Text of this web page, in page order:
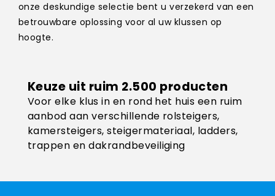
onze deskundige selectie bent u verzekerd van een
betrouwbare oplossing voor al uw klussen op
hoogte.
Keuze uit ruim 2.500 producten
Voor elke klus in en rond het huis een ruim
aanbod aan verschillende rolsteigers,
kamersteigers, steigermateriaal, ladders,
trappen en dakrandbeveiliging